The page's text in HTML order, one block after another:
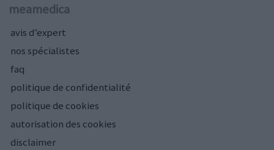
meamedica
avis d’expert
nos spécialistes
faq
politique de confidentialité
politique de cookies
autorisation des cookies
disclaimer